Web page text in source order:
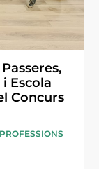
Escola
Concurs
PROFESSIONS